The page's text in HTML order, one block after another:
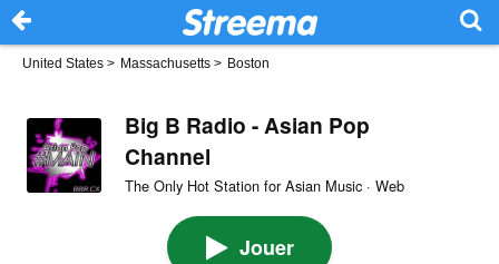
United States > Massachusetts > Boston
Big B Radio - Asian Pop
Channel
The Only Hot Station for Asian Music · Web
Jouer